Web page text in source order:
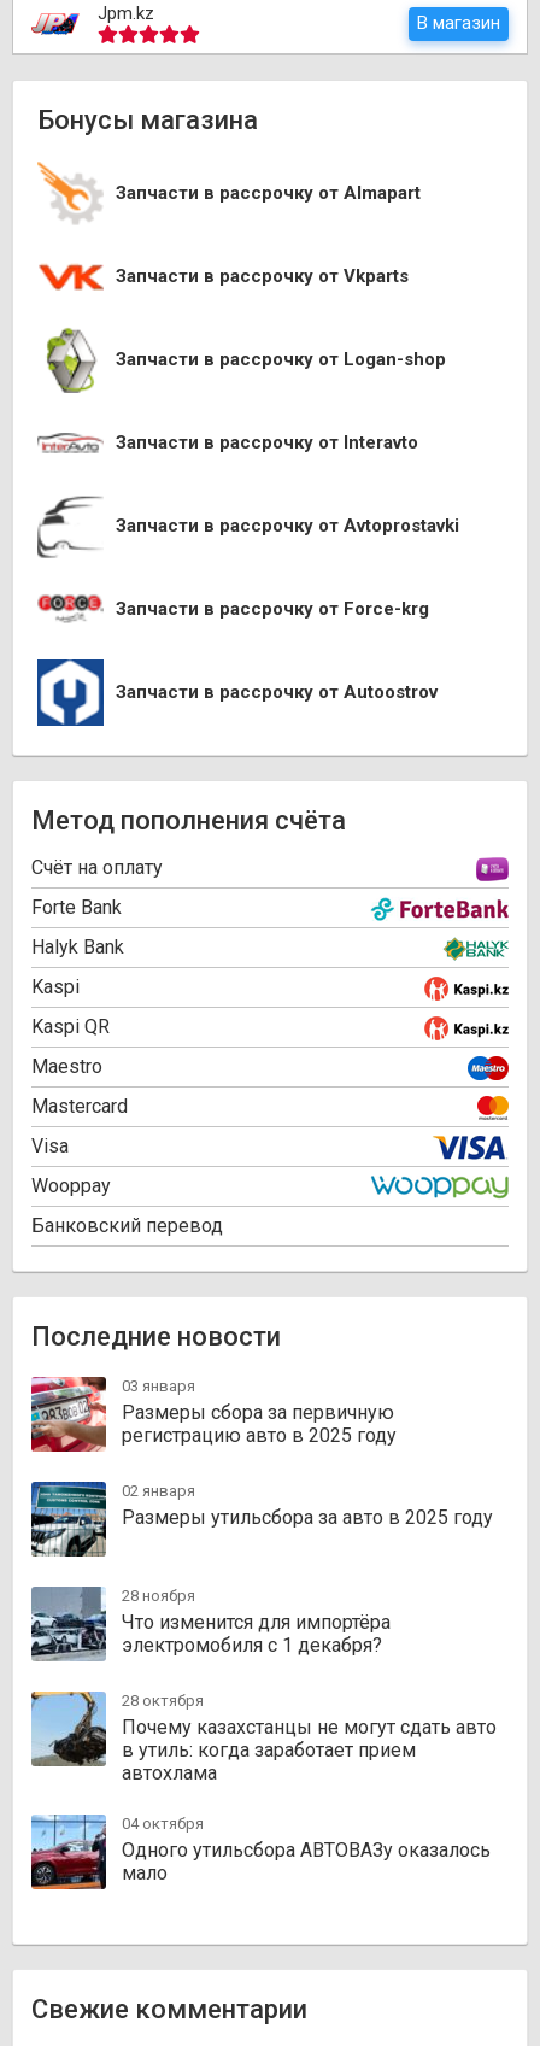
Jpm.kz В магазин
Бонусы магазина
Запчасти в рассрочку от Almapart
Запчасти в рассрочку от Vkparts
Запчасти в рассрочку от Logan-shop
Запчасти в рассрочку от Interavto
Запчасти в рассрочку от Avtoprostavki
Запчасти в рассрочку от Force-krg
Запчасти в рассрочку от Autoostrov
Метод пополнения счёта
Cчёт на оплату
Forte Bank
Halyk Bank
Kaspi
Kaspi QR
Maestro
Mastercard
Visa
Wooppay
Банковский перевод
Последние новости
03 января
Размеры сбора за первичную
регистрацию авто в 2025 году
02 января
Размеры утильсбора за авто в 2025 году
28 ноября
Что изменится для импортёра
электромобиля с 1 декабря?
28 октября
Почему казахстанцы не могут сдать авто
в утиль: когда заработает прием
автохлама
04 октября
Одного утильсбора АВТОВАЗу оказалось
мало
Свежие комментарии